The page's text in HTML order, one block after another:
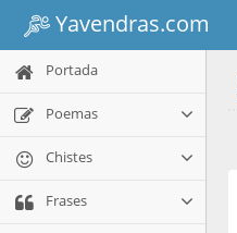
Yavendras.com
Portada
Poemas
Chistes
Frases